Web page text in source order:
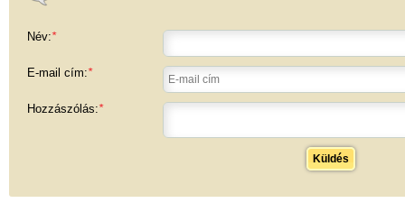
Név:*
E-mail cím:*
Hozzászólás:*
Küldés